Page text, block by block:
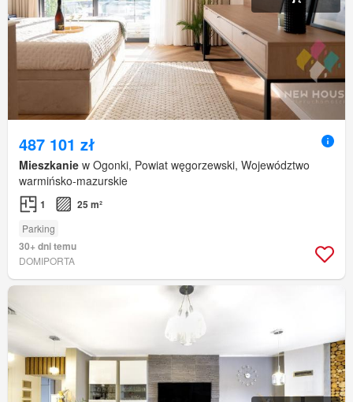
487 101 zł
Mieszkanie w Ogonki, Powiat węgorzewski, Województwo
warmińsko-mazurskie
1 25 m²
Parking
30+ dni temu
DOMIPORTA